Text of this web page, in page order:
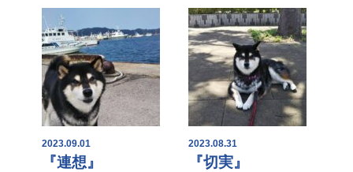
2023.09.01
『連想』
2023.08.31
『切実』